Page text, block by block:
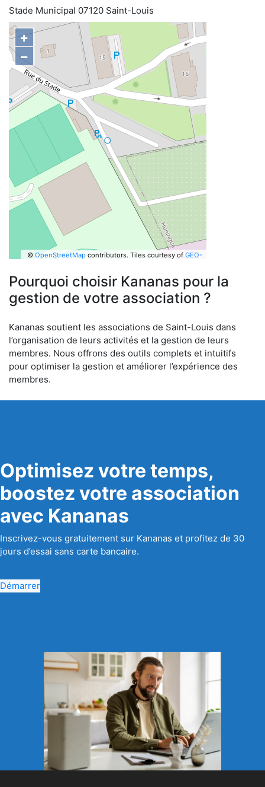
Stade Municipal 07120 Saint-Louis
+
−
© OpenStreetMapcontributors. Tiles courtesy of GEO-
Pourquoi choisir Kananas pour la
gestion de votre association ?
Kananas soutient les associations de Saint-Louis dans
l’organisation de leurs activités et la gestion de leurs
membres. Nous offrons des outils complets et intuitifs
pour optimiser la gestion et améliorer l’expérience des
membres.
Optimisez votre temps,
boostez votre association
avec Kananas
Inscrivez-vous gratuitement sur Kananas et profitez de 30
jours d’essai sans carte bancaire.
Démarrer